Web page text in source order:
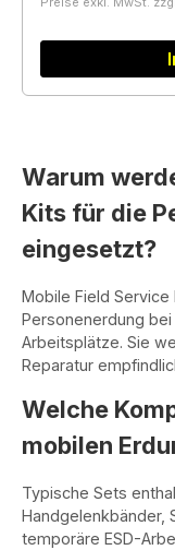
Warum
Kits für die
eingesetzt?
Mobile Field
Personenerdung
Arbeitsplätze. Sie
Reparatur
Welche
mobilen
Typische Sets
Handgelenkbänder,
temporäre ESD-